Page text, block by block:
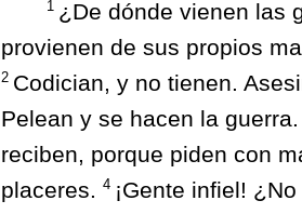
1 ¿De dónde vienen las
provienen de sus propios
2 Codician, y no tienen.
Pelean y se hacen la
reciben, porque piden con
placeres. 4 ¡Gente infiel!